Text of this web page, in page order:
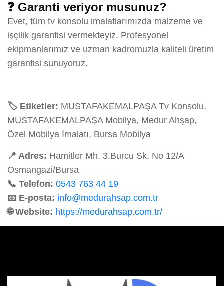
❓ Garanti veriyor musunuz?
Evet, tüm tv konsolu imalatlarımızda malzeme ve
işçilik garantisi vermekteyiz. Profesyonel
ekipmanlarımız ve uzman kadromuzla kaliteli üretim
garantisi sunuyoruz.
🏷️ Etiketler: MUSTAFAKEMALPAŞA Tv Konsolu,
MUSTAFAKEMALPAŞA Mobilya, Medur Ahşap,
Özel Mobilya İmalatı, Bursa Mobilya
📍 Adres: Hamitler Mh. 3.Burcu Sk. No 12/A
Osmangazi/Bursa
📞 Telefon: 0543 763 44 19
📧 E-posta: info@medurahsap.com.tr
🌐 Website: https://medurahsap.com.tr/